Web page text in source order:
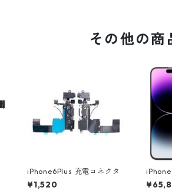
その他の商
iPhone6Plus 充電コネクタ
¥1,520
​iPhone
レイ